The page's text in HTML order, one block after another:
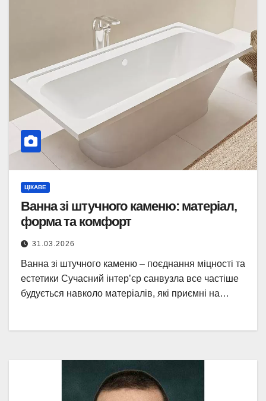
ЦІКАВЕ
Ванна зі штучного каменю: матеріал,
форма та комфорт
31.03.2026
Ванна зі штучного каменю – поєднання міцності та
естетики Сучасний інтер’єр санвузла все частіше
будується навколо матеріалів, які приємні на…